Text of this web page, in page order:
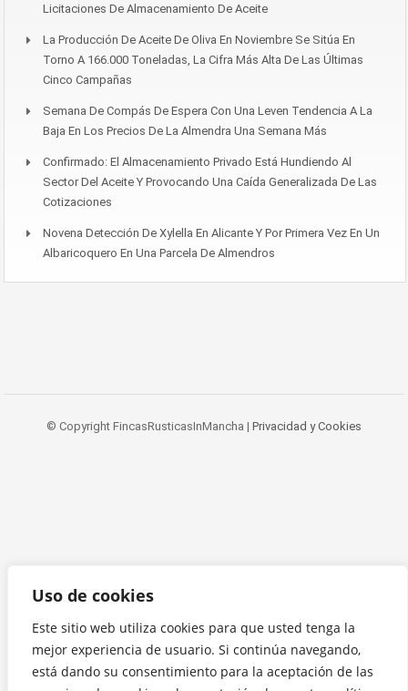
Uso de cookies
Este sitio web utiliza cookies para que usted tenga la
mejor experiencia de usuario. Si continúa navegando,
está dando su consentimiento para la aceptación de las
Licitaciones De Almacenamiento De Aceite
La Producción De Aceite De Oliva En Noviembre Se Sitúa En
Torno A 166.000 Toneladas, La Cifra Más Alta De Las Últimas
Cinco Campañas
Semana De Compás De Espera Con Una Leven Tendencia A La
Baja En Los Precios De La Almendra Una Semana Más
Confirmado: El Almacenamiento Privado Está Hundiendo Al
Sector Del Aceite Y Provocando Una Caída Generalizada De Las
Cotizaciones
Novena Detección De Xylella En Alicante Y Por Primera Vez En Un
Albaricoquero En Una Parcela De Almendros
© Copyright FincasRusticasInMancha | Privacidad y Cookies